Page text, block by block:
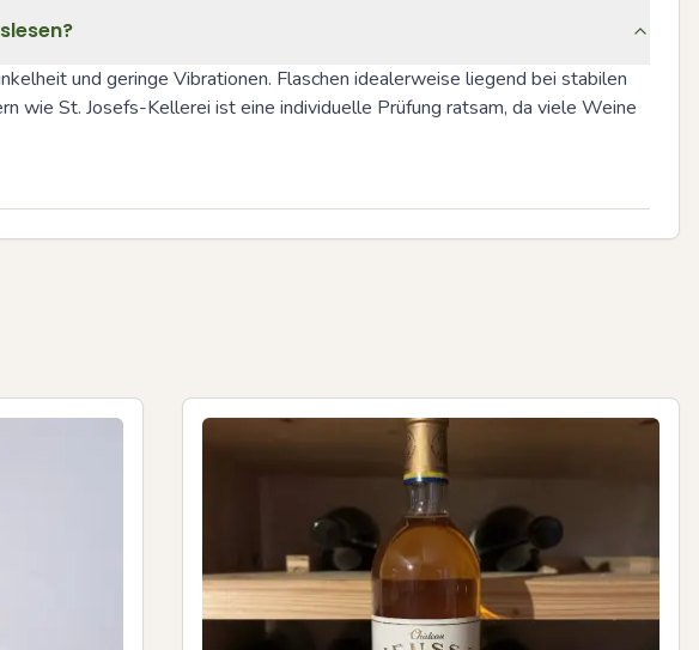
und geringe Vibrationen. Flaschen idealerweise liegend bei stabilen
wie St. Josefs-Kellerei ist eine individuelle Prüfung ratsam, da viele Weine